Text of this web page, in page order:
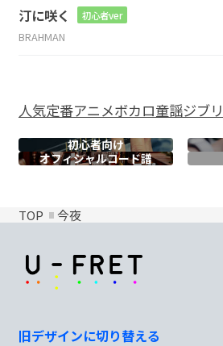
汀に咲く 初心者ver
BRAHMAN
人気定番アニメボカロ童謡ジブリ
初心者向け
オフィシャルコード譜
TOP 今夜
旧デザインに切り替える